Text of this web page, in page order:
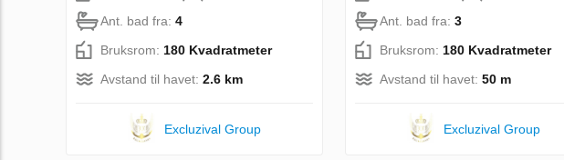
Ant. bad fra: 4
Bruksrom: 180 Kvadratmeter
Avstand til havet: 2.6 km
Excluzival Group
Ant. bad fra: 3
Bruksrom: 180 Kvadratmeter
Avstand til havet: 50 m
Excluzival Group